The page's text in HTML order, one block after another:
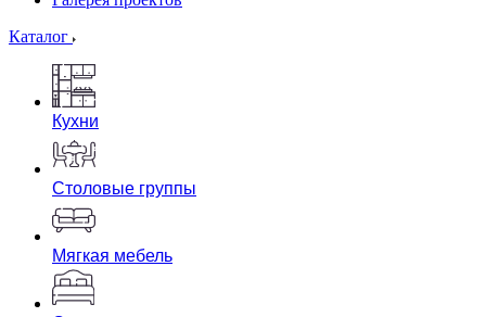
Каталог
Кухни
Столовые группы
Мягкая мебель